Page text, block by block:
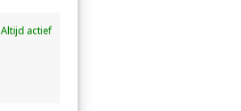
Altijd actief